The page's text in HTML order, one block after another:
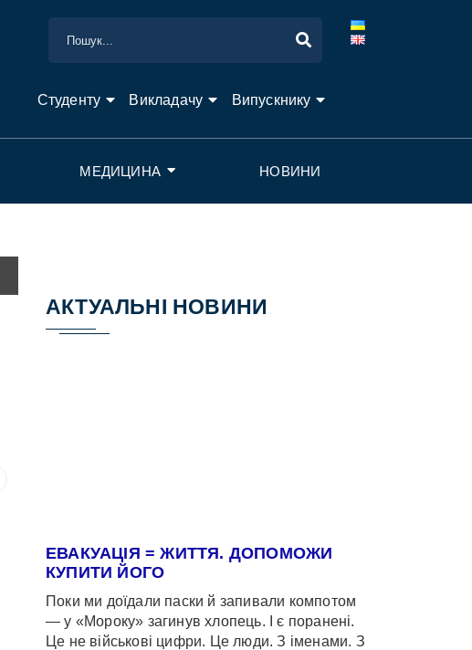
Студенту Викладачу Випускнику
МЕДИЦИНА НОВИНИ
АКТУАЛЬНІ НОВИНИ
ЕВАКУАЦІЯ = ЖИТТЯ. ДОПОМОЖИ
КУПИТИ ЙОГО
Поки ми доїдали паски й запивали компотом
— у «Мороку» загинув хлопець. І є поранені.
Це не військові цифри. Це люди. З іменами. З